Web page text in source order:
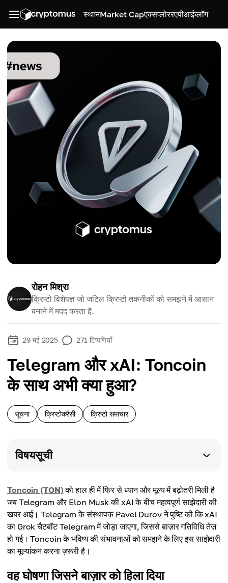
स्थानMarket Capएक्सप्लोररएपीआईब्लॉग
रोहन मिश्रा
क्रिप्टो विशेषज्ञ जो जटिल क्रिप्टो तकनीकों को समझने में आसान
बनाने में मदद करता है.
29 मई 2025 271 टिप्पणियाँ
Telegram और xAI: Toncoin
के साथ अभी क्या हुआ?
सूचना क्रिप्टोकरेंसी क्रिप्टो समाचार
विषयसूची
Toncoin (TON)को हाल ही में फिर से ध्यान और मूल्य में बढ़ोतरी मिली है
जब Telegram और Elon Musk की xAI के बीच महत्वपूर्ण साझेदारी की
खबर आई। Telegram के संस्थापक Pavel Durov ने पुष्टि की कि xAI
का Grok चैटबॉट Telegram में जोड़ा जाएगा, जिससे बाज़ार गतिविधि तेज़
हो गई। Toncoin के भविष्य की संभावनाओं को समझने के लिए इस साझेदारी
का मूल्यांकन करना ज़रूरी है।
वह घोषणा जिसने बाज़ार को हिला दिया